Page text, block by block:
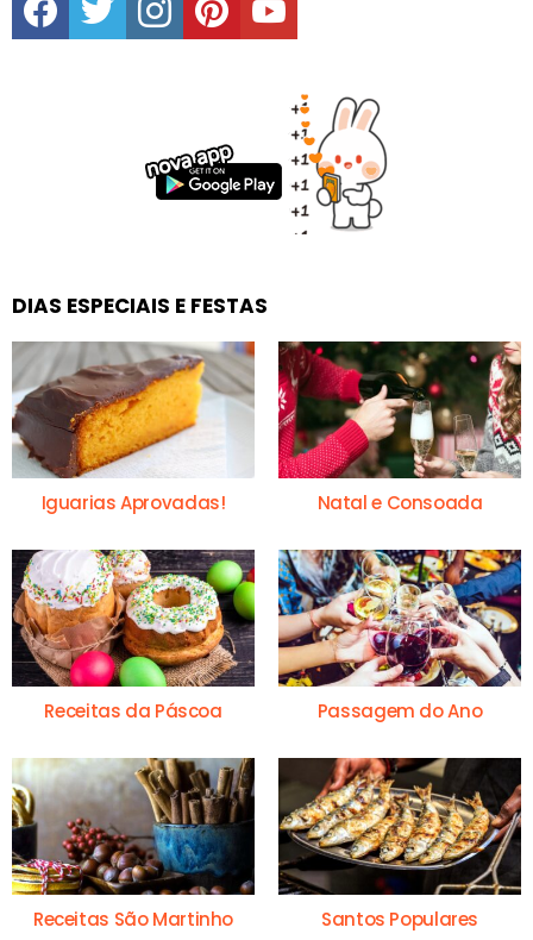
DIAS ESPECIAIS E FESTAS
Iguarias Aprovadas! Natal e Consoada
Receitas da Páscoa Passagem do Ano
Receitas São Martinho Santos Populares